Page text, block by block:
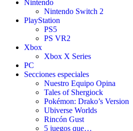
Nintendo
Nintendo Switch 2
PlayStation
PS5
PS VR2
Xbox
Xbox X Series
PC
Secciones especiales
Nuestro Equipo Opina
Tales of Shergiock
Pokémon: Drako’s Version
Ubiverse Worlds
Rincón Gust
5 juegos que…